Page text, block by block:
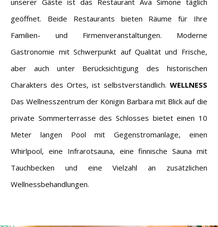
unserer Gäste ist das Restaurant Ava Simone täglich
geöffnet. Beide Restaurants bieten Räume für Ihre
Familien- und Firmenveranstaltungen. Moderne
Gastronomie mit Schwerpunkt auf Qualität und Frische,
aber auch unter Berücksichtigung des historischen
Charakters des Ortes, ist selbstverständlich. WELLNESS
Das Wellnesszentrum der Königin Barbara mit Blick auf die
private Sommerterrasse des Schlosses bietet einen 10
Meter langen Pool mit Gegenstromanlage, einen
Whirlpool, eine Infrarotsauna, eine finnische Sauna mit
Tauchbecken und eine Vielzahl an zusätzlichen
Wellnessbehandlungen.